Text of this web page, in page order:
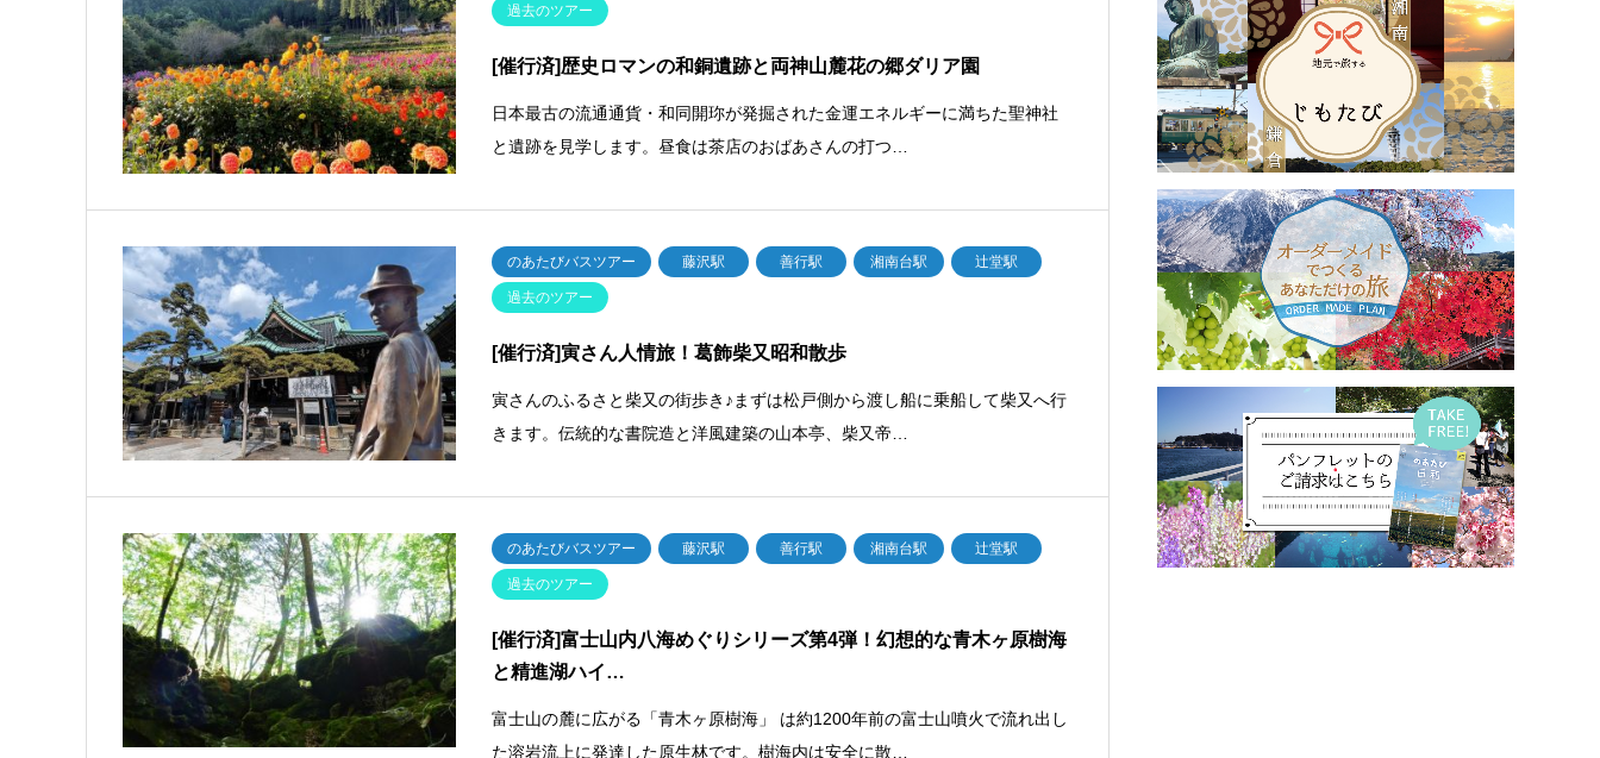
過去のツアー
[催行済]歴史ロマンの和銅遺跡と両神山麓花の郷ダリア園
日本最古の流通通貨・和同開珎が発掘された金運エネルギーに満ちた聖神社
と遺跡を見学します。昼食は茶店のおばあさんの打つ…
のあたびバスツアー 藤沢駅 善行駅 湘南台駅 辻堂駅
過去のツアー
[催行済]寅さん人情旅！葛飾柴又昭和散歩
寅さんのふるさと柴又の街歩き♪まずは松戸側から渡し船に乗船して柴又へ行
きます。伝統的な書院造と洋風建築の山本亭、柴又帝…
のあたびバスツアー 藤沢駅 善行駅 湘南台駅 辻堂駅
過去のツアー
[催行済]富士山内八海めぐりシリーズ第4弾！幻想的な青木ヶ原樹海
と精進湖ハイ…
富士山の麓に広がる「青木ヶ原樹海」 は約1200年前の富士山噴火で流れ出し
た溶岩流上に発達した原生林です。樹海内は安全に散…